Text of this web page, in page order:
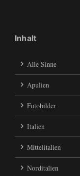
Inhalt
Alle Sinne
Apulien
Fotobilder
Italien
Mittelitalien
Norditalien